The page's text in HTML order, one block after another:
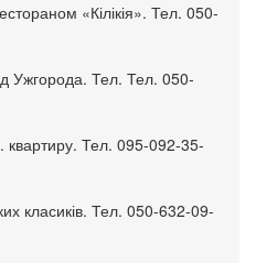
«Кілікія». Тел. 050-
Ужгорода. Тел. Тел. 050-
квартиру. Тел. 095-092-35-
класиків. Тел. 050-632-09-